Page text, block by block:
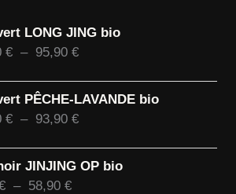
LONG JING bio
€ – 95,90 €Plage
prix :
95,90 €
PÊCHE-LAVANDE bio
€ – 93,90 €Plage
prix :
JINJING OP bio
– 58,90 €Plage